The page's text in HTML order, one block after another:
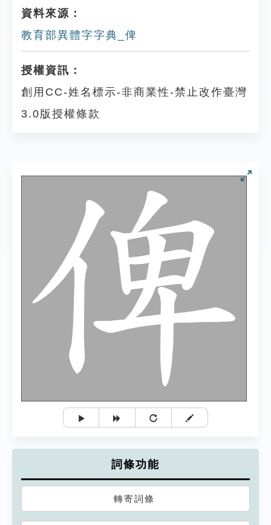
資料來源：
教育部異體字字典_俾
授權資訊：
創用CC-姓名標示-非商業性-禁止改作臺灣
3.0版授權條款
詞條功能
轉寄詞條